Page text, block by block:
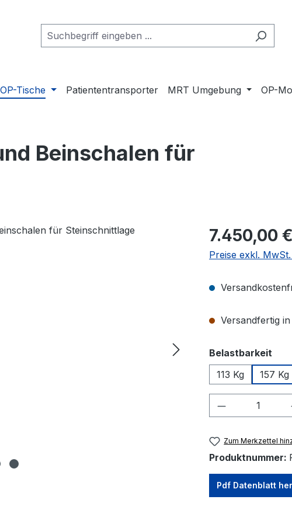
Tische Patiententransporter MRT Umgebung OP-
Beinschalen für
Regulärer Preis:
7.450,00 €
Preise exkl.
Versandfertig
Belastbarkeit
113 Kg
157 Kg
Produkt
Zum Merkzettel
Produktnummer:
Pdf Datenblatt